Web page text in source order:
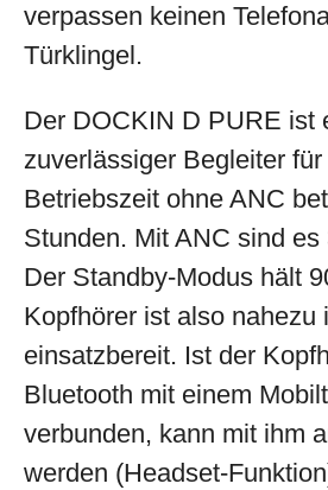
verpassen keinen
Türklingel.
Der DOCKIN D PURE ist
zuverlässiger Begleiter
Betriebszeit ohne ANC
Stunden. Mit ANC sind es
Der Standby-Modus hält
Kopfhörer ist also nahezu
einsatzbereit. Ist der
Bluetooth mit einem
verbunden, kann mit ihm
werden (Headset-